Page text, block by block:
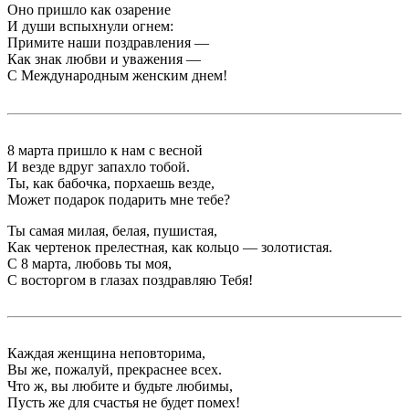
Оно пришло как озарение
И души вспыхнули огнем:
Примите наши поздравления —
Как знак любви и уважения —
С Международным женским днем!
8 марта пришло к нам с весной
И везде вдруг запахло тобой.
Ты, как бабочка, порхаешь везде,
Может подарок подарить мне тебе?
Ты самая милая, белая, пушистая,
Как чертенок прелестная, как кольцо — золотистая.
С 8 марта, любовь ты моя,
С восторгом в глазах поздравляю Тебя!
Каждая женщина неповторима,
Вы же, пожалуй, прекраснее всех.
Что ж, вы любите и будьте любимы,
Пусть же для счастья не будет помех!